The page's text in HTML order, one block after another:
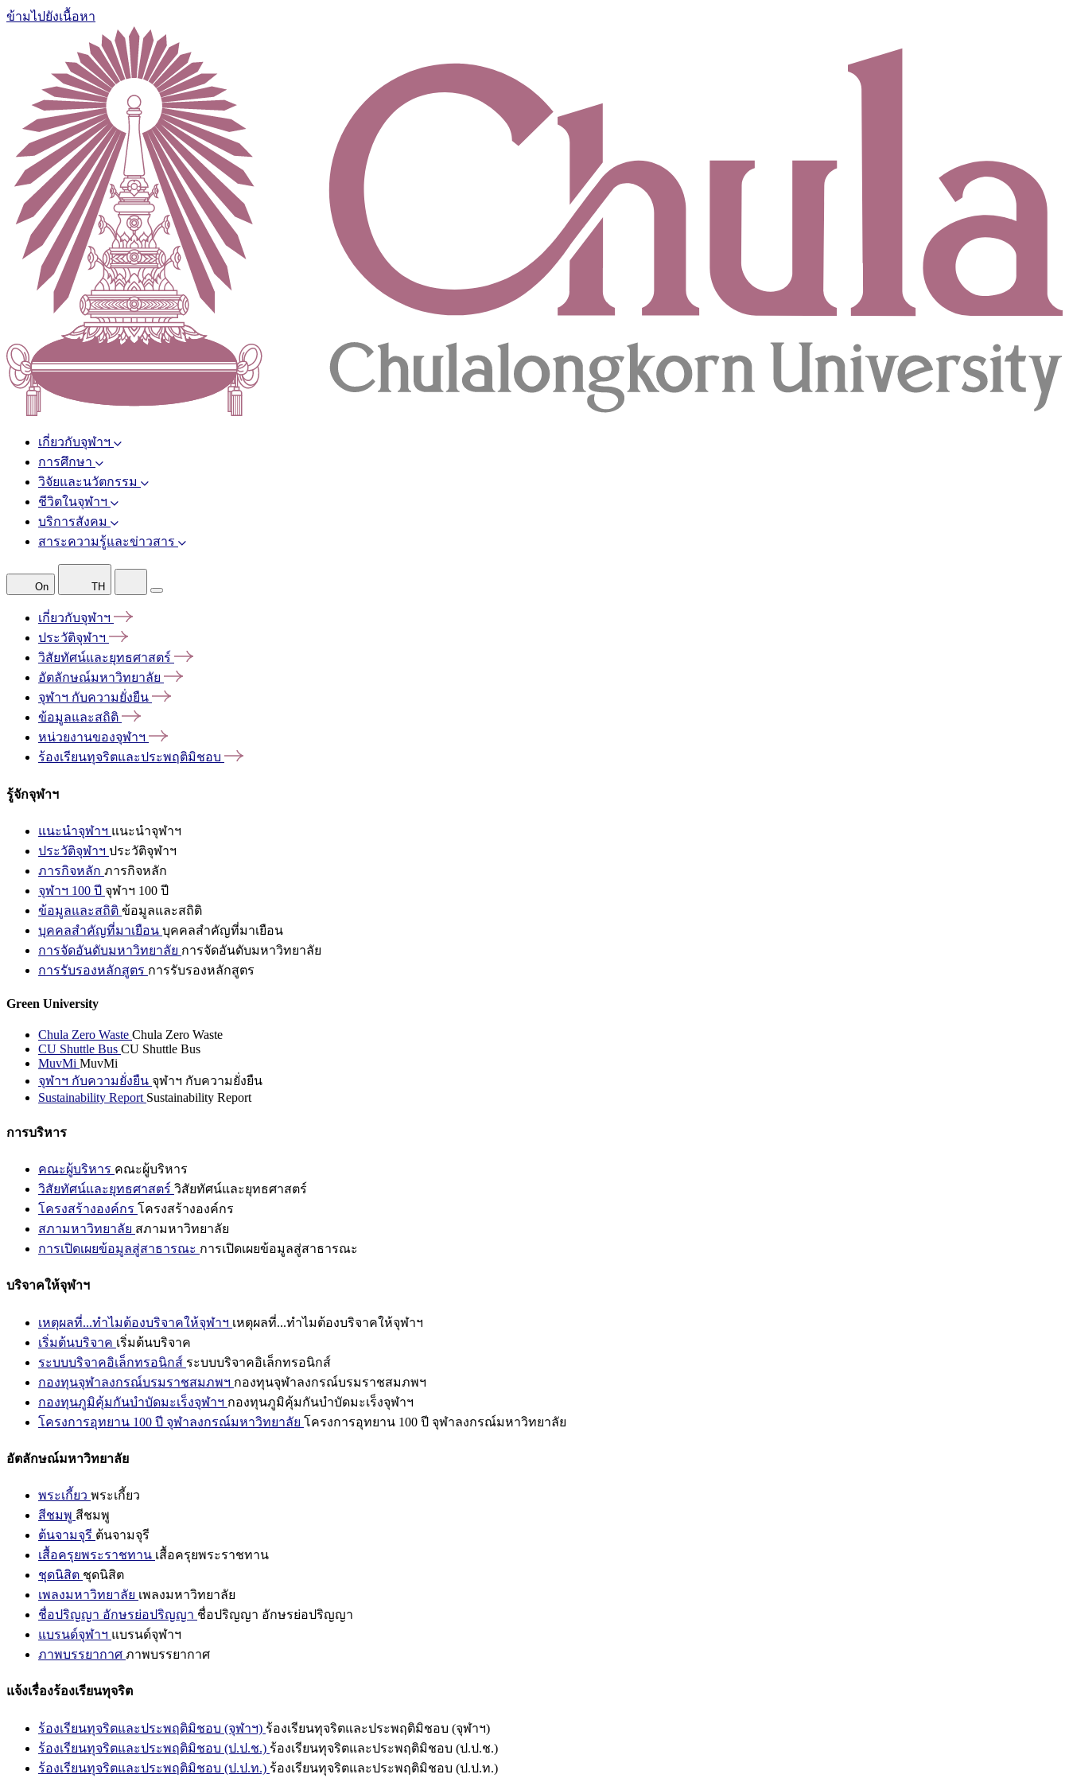
ข้ามไปยังเนื้อหา
เกี่ยวกับจุฬาฯ
การศึกษา
วิจัยและนวัตกรรม
ชีวิตในจุฬาฯ
บริการสังคม
สาระความรู้และข่าวสาร
On TH
เกี่ยวกับจุฬาฯ
ประวัติจุฬาฯ
วิสัยทัศน์และยุทธศาสตร์
อัตลักษณ์มหาวิทยาลัย
จุฬาฯ กับความยั่งยืน
ข้อมูลและสถิติ
หน่วยงานของจุฬาฯ
ร้องเรียนทุจริตและประพฤติมิชอบ
รู้จักจุฬาฯ
แนะนำจุฬาฯ แนะนำจุฬาฯ
ประวัติจุฬาฯ ประวัติจุฬาฯ
ภารกิจหลัก ภารกิจหลัก
จุฬาฯ 100 ปี จุฬาฯ 100 ปี
ข้อมูลและสถิติ ข้อมูลและสถิติ
บุคคลสำคัญที่มาเยือน บุคคลสำคัญที่มาเยือน
การจัดอันดับมหาวิทยาลัย การจัดอันดับมหาวิทยาลัย
การรับรองหลักสูตร การรับรองหลักสูตร
Green University
Chula Zero Waste Chula Zero Waste
CU Shuttle Bus CU Shuttle Bus
MuvMi MuvMi
จุฬาฯ กับความยั่งยืน จุฬาฯ กับความยั่งยืน
Sustainability Report Sustainability Report
การบริหาร
คณะผู้บริหาร คณะผู้บริหาร
วิสัยทัศน์และยุทธศาสตร์ วิสัยทัศน์และยุทธศาสตร์
โครงสร้างองค์กร โครงสร้างองค์กร
สภามหาวิทยาลัย สภามหาวิทยาลัย
การเปิดเผยข้อมูลสู่สาธารณะ การเปิดเผยข้อมูลสู่สาธารณะ
บริจาคให้จุฬาฯ
เหตุผลที่...ทำไมต้องบริจาคให้จุฬาฯ เหตุผลที่...ทำไมต้องบริจาคให้จุฬาฯ
เริ่มต้นบริจาค เริ่มต้นบริจาค
ระบบบริจาคอิเล็กทรอนิกส์ ระบบบริจาคอิเล็กทรอนิกส์
กองทุนจุฬาลงกรณ์บรมราชสมภพฯ กองทุนจุฬาลงกรณ์บรมราชสมภพฯ
กองทุนภูมิคุ้มกันบำบัดมะเร็งจุฬาฯ กองทุนภูมิคุ้มกันบำบัดมะเร็งจุฬาฯ
โครงการอุทยาน 100 ปี จุฬาลงกรณ์มหาวิทยาลัย โครงการอุทยาน 100 ปี จุฬาลงกรณ์มหาวิทยาลัย
อัตลักษณ์มหาวิทยาลัย
พระเกี้ยว พระเกี้ยว
สีชมพู สีชมพู
ต้นจามจุรี ต้นจามจุรี
เสื้อครุยพระราชทาน เสื้อครุยพระราชทาน
ชุดนิสิต ชุดนิสิต
เพลงมหาวิทยาลัย เพลงมหาวิทยาลัย
ชื่อปริญญา อักษรย่อปริญญา ชื่อปริญญา อักษรย่อปริญญา
แบรนด์จุฬาฯ แบรนด์จุฬาฯ
ภาพบรรยากาศ ภาพบรรยากาศ
แจ้งเรื่องร้องเรียนทุจริต
ร้องเรียนทุจริตและประพฤติมิชอบ (จุฬาฯ) ร้องเรียนทุจริตและประพฤติมิชอบ (จุฬาฯ)
ร้องเรียนทุจริตและประพฤติมิชอบ (ป.ป.ช.) ร้องเรียนทุจริตและประพฤติมิชอบ (ป.ป.ช.)
ร้องเรียนทุจริตและประพฤติมิชอบ (ป.ป.ท.) ร้องเรียนทุจริตและประพฤติมิชอบ (ป.ป.ท.)